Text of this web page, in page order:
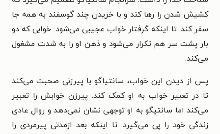
کشیش شدن را رها کند و با خریدن چند گوسفند به همه جا
سفر کند. تا اینکه گرفتار خواب عجیبی می‌شود. خوابی که دو
بار پشت سر هم تکرار می‌شود و ذهن او را به شدت مشغول
می‌کند.
پس از دیدن این خواب، سانتیاگو با پیرزنی صحبت می‌کند
تا در تعبیر خواب به او کمک کند. پیرزن خوابش را تعبیر
می‌کند اما سانتیگو به او توجهی نشان نمی‌دهد و روال عادی
زندگی خود را پی می‌گیرد. تا اینکه بعد ازمدتی پیرمردی را